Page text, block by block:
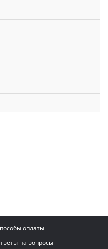
оплаты
на вопросы